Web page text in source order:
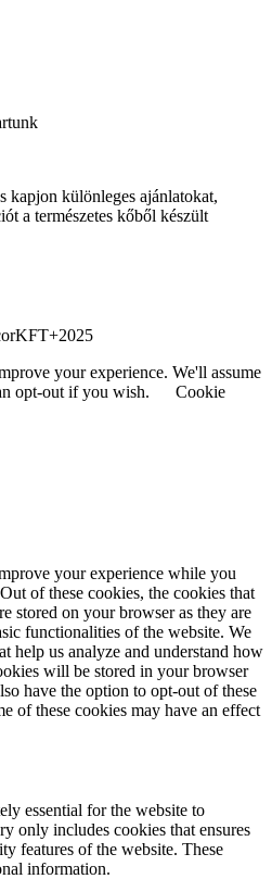
kapjon különleges ajánlatokat,
a természetes kőből készült
your experience. We'll assume
opt-out if you wish.
Cookie
your experience while you
of these cookies, the cookies that
stored on your browser as they are
functionalities of the website. We
help us analyze and understand how
will be stored in your browser
have the option to opt-out of these
of these cookies may have an effect
essential for the website to
only includes cookies that ensures
features of the website. These
information.